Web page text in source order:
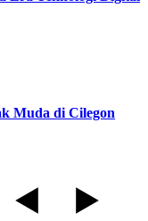
Muda di Cilegon